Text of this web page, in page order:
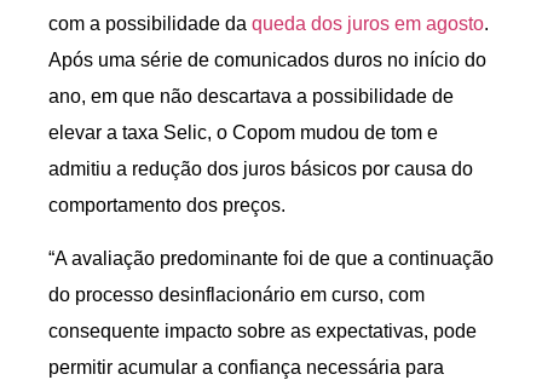
com a possibilidade da queda dos juros em agosto.
Após uma série de comunicados duros no início do
ano, em que não descartava a possibilidade de
elevar a taxa Selic, o Copom mudou de tom e
admitiu a redução dos juros básicos por causa do
comportamento dos preços.
“A avaliação predominante foi de que a continuação
do processo desinflacionário em curso, com
consequente impacto sobre as expectativas, pode
permitir acumular a confiança necessária para